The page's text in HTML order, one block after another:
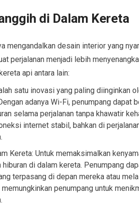
di Dalam Kereta
mengandalkan desain interior yang
perjalanan menjadi lebih
api antara lain:
satu inovasi yang paling diinginkan
adanya Wi-Fi, penumpang dapat
selama perjalanan tanpa khawatir
internet stabil, bahkan di
Kereta: Untuk memaksimalkan
di dalam kereta. Penumpang
terpasang di depan mereka atau
penumpang untuk